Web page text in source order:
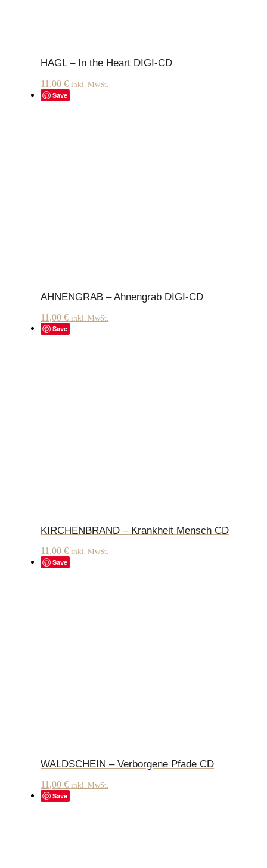
HAGL – In the Heart DIGI-CD
11,00 € inkl. MwSt.
Save
AHNENGRAB – Ahnengrab DIGI-CD
11,00 € inkl. MwSt.
Save
KIRCHENBRAND – Krankheit Mensch CD
11,00 € inkl. MwSt.
Save
WALDSCHEIN – Verborgene Pfade CD
11,00 € inkl. MwSt.
Save